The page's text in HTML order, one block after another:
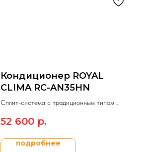
Кондиционер ROYAL
CLIMA RC-AN35HN
Сплит-система c традиционным типом
NERO.
52 600 р.
подробнее